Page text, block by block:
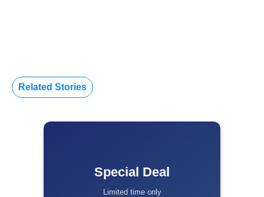
Related Stories
Special Deal
Limited time only